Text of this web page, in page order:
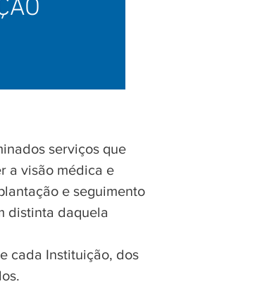
serviços que
a visão médica e
e seguimento
distinta daquela
cada Instituição, dos